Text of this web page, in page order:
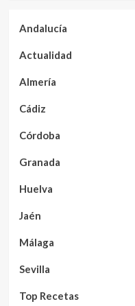
Andalucía
Actualidad
Almería
Cádiz
Córdoba
Granada
Huelva
Jaén
Málaga
Sevilla
Top Recetas